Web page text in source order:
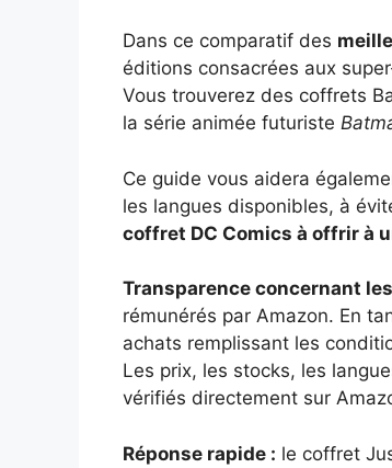
Dans ce comparatif des
éditions consacrées aux
Vous trouverez des coffrets
la série animée futuriste
Ce guide vous aidera
les langues disponibles, à
coffret DC Comics à offrir à
Transparence concernant
rémunérés par Amazon. En
achats remplissant les
Les prix, les stocks, les
vérifiés directement sur
Réponse rapide : le coffret